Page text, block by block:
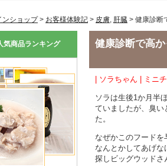
ンショップ> お客様体験記 > 皮膚, 肝臓 > 健康診断
健康診断で高
| ソラちゃん | ミニ
ソラは生後1か月半
ていましたが、臭い
た。
なぜかこのフード
なんとかしてあげ
探しビッグウッドさ
気商品ランキング